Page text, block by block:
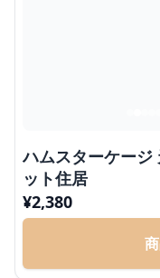
ハムスターケージ
ット住居
¥2,380